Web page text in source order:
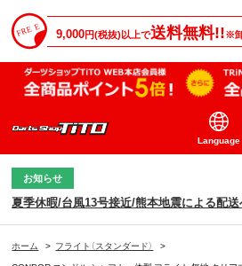
9,000円(税抜)以上で送料無料!!※
Language
お知らせ
夏季休暇/台風13号接近/熊本地震による配
ホーム > フライト（スタンダード）
>